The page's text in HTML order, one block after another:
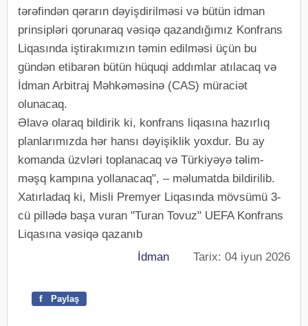
tərəfindən qərarın dəyişdirilməsi və bütün idman
prinsipləri qorunaraq vəsiqə qazandığımız Konfrans
Liqasında iştirakımızın təmin edilməsi üçün bu
gündən etibarən bütün hüquqi addımlar atılacaq və
İdman Arbitraj Məhkəməsinə (CAS) müraciət
olunacaq.
Əlavə olaraq bildirik ki, konfrans liqasına hazırlıq
planlarımızda hər hansı dəyişiklik yoxdur. Bu ay
komanda üzvləri toplanacaq və Türkiyəyə təlim-
məşq kampına yollanacaq", – məlumatda bildirilib.
Xatırladaq ki, Misli Premyer Liqasında mövsümü 3-
cü pillədə başa vuran "Turan Tovuz" UEFA Konfrans
Liqasına vəsiqə qazanıb
İdman Tarix: 04 iyun 2026
f Paylaş